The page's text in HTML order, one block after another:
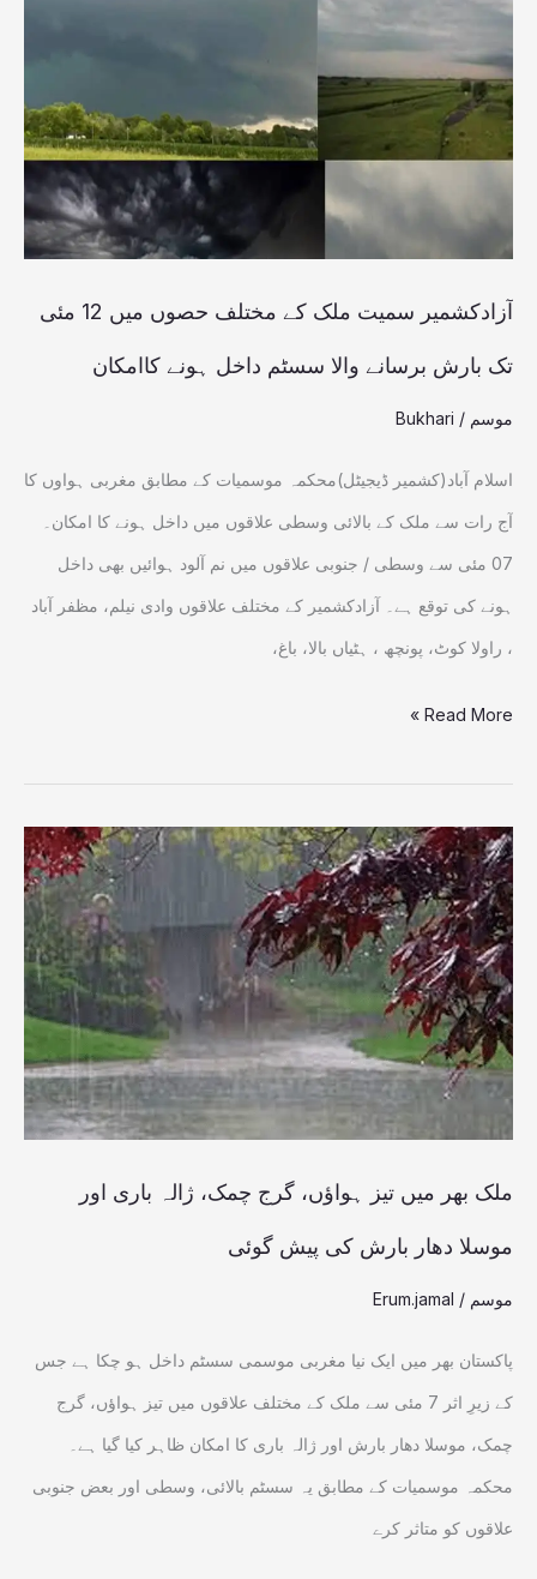
آزادکشمیر سمیت ملک کے مختلف حصوں میں 12 مئی
تک بارش برسانے والا سسٹم داخل ہونے کاامکان
موسم /
Bukhari
اسلام آباد(کشمیر ڈیجیٹل)محکمہ موسمیات کے مطابق مغربی ہواوں کا
آج رات سے ملک کے بالائی وسطی علاقوں میں داخل ہونے کا امکان۔
07 مئی سے وسطی / جنوبی علاقوں میں نم آلود ہوائیں بھی داخل
ہونے کی توقع ہے۔ آزادکشمیر کے مختلف علاقوں وادی نیلم، مظفر آباد
، راولا کوٹ، پونچھ ، ہٹیاں بالا، باغ،
سمیت
ملک
کے
مختلف
میں
12
مئی
برسانے
والا
سسٹم
داخل
کاامکان
Read More »
ملک بھر میں تیز ہواؤں، گرج چمک، ژالہ باری اور
موسلا دھار بارش کی پیش گوئی
موسم /
Erum.jamal
پاکستان بھر میں ایک نیا مغربی موسمی سسٹم داخل ہو چکا ہے جس
کے زیرِ اثر 7 مئی سے ملک کے مختلف علاقوں میں تیز ہواؤں، گرج
چمک، موسلا دھار بارش اور ژالہ باری کا امکان ظاہر کیا گیا ہے۔
محکمہ موسمیات کے مطابق یہ سسٹم بالائی، وسطی اور بعض جنوبی
علاقوں کو متاثر کرے
ملک
بھر
میں
تیز
ہواؤں،
گرج
چمک،
ژالہ
باری
موسلا
دھار
بارش
کی
پیش
گوئی